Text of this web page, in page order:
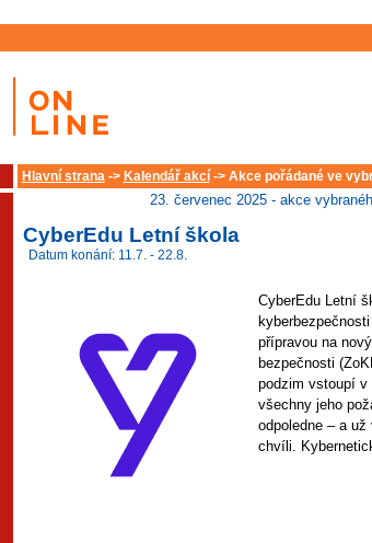
Hlavní strana-> Kalendář akcí-> Akce pořádané ve
23. červenec 2025 - akce
CyberEdu Letní škola
Datum konání: 11.7. - 22.8.
CyberEdu Letní
přípravou na
bezpečnosti
podzim vstoupí v
všechny jeho
odpoledne – a
chvíli.